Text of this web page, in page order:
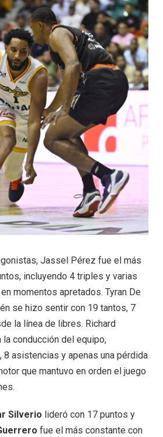
Jassel Pérez fue el más
incluyendo 4 triples y varias
momentos apretados. Tyran De
se hizo sentir con 19 tantos, 7
la línea de libres. Richard
conducción del equipo,
8 asistencias y apenas una pérdida
que mantuvo en orden el juego
Silverio lideró con 17 puntos y
fue el más constante con